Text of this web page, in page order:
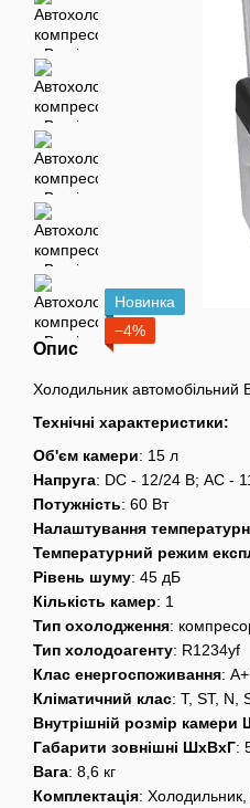
Новинка
−4%
Опис
Холодильник автомобільний
Технічні характеристики:
Об'єм камери: 15 л
Напруга: DC - 12/24 В; AC -
Потужність: 60 Вт
Налаштування
Температурний режим
Рівень шуму: 45 дБ
Кількість камер: 1
Тип охолодження:
Тип холодоагенту: R1234yf
Клас енергоспоживання:
Кліматичний клас: T, ST, N,
Внутрішній розмір камери
Габарити зовнішні ШхВхГ:
Вага: 8,6 кг
Комплектація: